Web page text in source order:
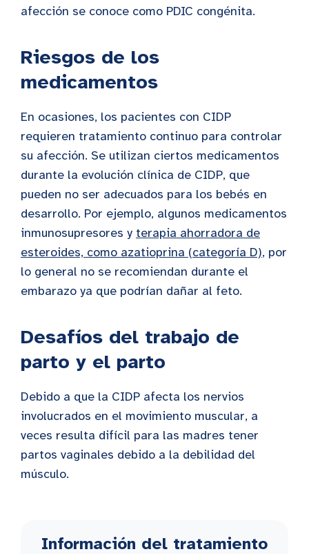
afección se conoce como PDIC congénita.
Riesgos de los
medicamentos
En ocasiones, los pacientes con CIDP
requieren tratamiento continuo para controlar
su afección. Se utilizan ciertos medicamentos
durante la evolución clínica de CIDP, que
pueden no ser adecuados para los bebés en
desarrollo. Por ejemplo, algunos medicamentos
inmunosupresores y terapia ahorradora de
esteroides, como azatioprina (categoría D), por
lo general no se recomiendan durante el
embarazo ya que podrían dañar al feto.
Desafíos del trabajo de
parto y el parto
Debido a que la CIDP afecta los nervios
involucrados en el movimiento muscular, a
veces resulta difícil para las madres tener
partos vaginales debido a la debilidad del
músculo.
Información del tratamiento